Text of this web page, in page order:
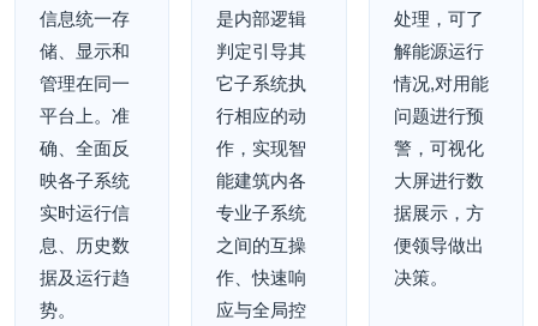
信息统一存
储、显示和
管理在同一
平台上。准
确、全面反
映各子系统
实时运行信
息、历史数
据及运行趋
势。
是内部逻辑
判定引导其
它子系统执
行相应的动
作，实现智
能建筑内各
专业子系统
之间的互操
作、快速响
应与全局控
处理，可了
解能源运行
情况,对用能
问题进行预
警，可视化
大屏进行数
据展示，方
便领导做出
决策。